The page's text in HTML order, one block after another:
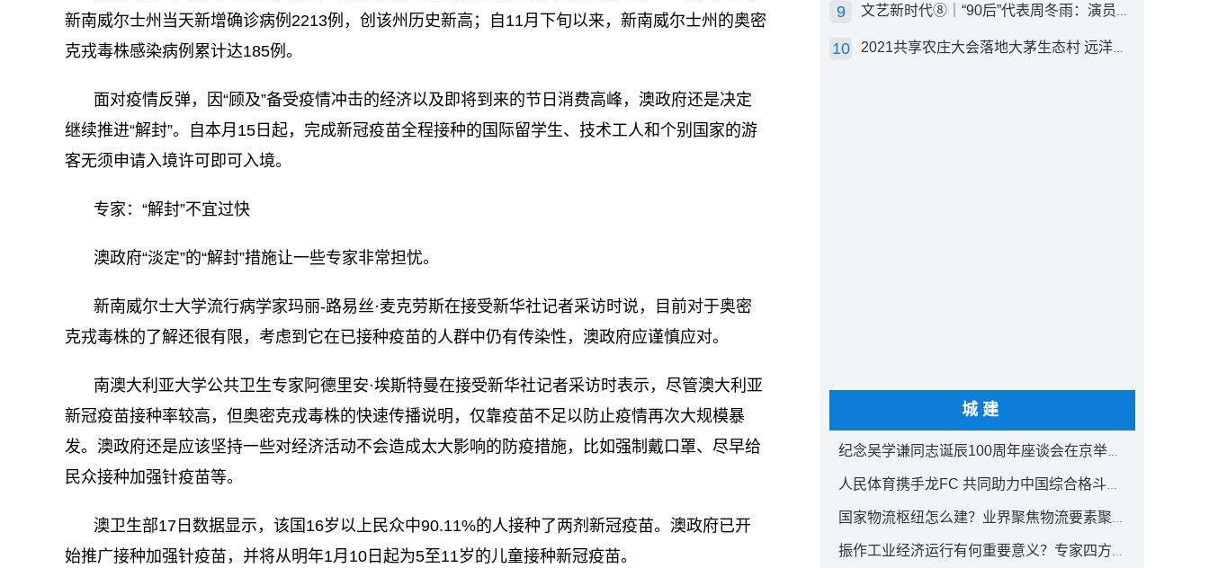
新南威尔士州当天新增确诊病例2213例，创该州历史新高；自11月下旬以来，新南威尔士州的奥密
克戎毒株感染病例累计达185例。
面对疫情反弹，因“顾及”备受疫情冲击的经济以及即将到来的节日消费高峰，澳政府还是决定
继续推进“解封”。自本月15日起，完成新冠疫苗全程接种的国际留学生、技术工人和个别国家的游
客无须申请入境许可即可入境。
专家：“解封”不宜过快
澳政府“淡定”的“解封”措施让一些专家非常担忧。
新南威尔士大学流行病学家玛丽-路易丝·麦克劳斯在接受新华社记者采访时说，目前对于奥密
克戎毒株的了解还很有限，考虑到它在已接种疫苗的人群中仍有传染性，澳政府应谨慎应对。
南澳大利亚大学公共卫生专家阿德里安·埃斯特曼在接受新华社记者采访时表示，尽管澳大利亚
新冠疫苗接种率较高，但奥密克戎毒株的快速传播说明，仅靠疫苗不足以防止疫情再次大规模暴
发。澳政府还是应该坚持一些对经济活动不会造成太大影响的防疫措施，比如强制戴口罩、尽早给
民众接种加强针疫苗等。
澳卫生部17日数据显示，该国16岁以上民众中90.11%的人接种了两剂新冠疫苗。澳政府已开
始推广接种加强针疫苗，并将从明年1月10日起为5至11岁的儿童接种新冠疫苗。
文艺新时代⑧｜“90后”代表周冬雨：演员心里有底，得靠体验生活
2021共享农庄大会落地大茅生态村 远洋集团打造“乡村振兴”样板
城建
纪念吴学谦同志诞辰100周年座谈会在京举行 汪洋出席
人民体育携手龙FC 共同助力中国综合格斗事业发展
国家物流枢纽怎么建？业界聚焦物流要素聚集方式创新
振作工业经济运行有何重要意义？专家四方面权威解读